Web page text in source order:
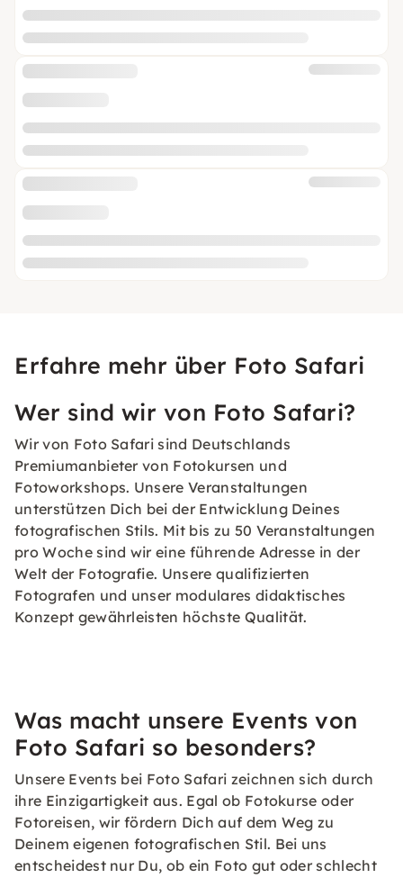
Erfahre mehr über Foto Safari
Wer sind wir von Foto Safari?
Wir von Foto Safari sind Deutschlands
Premiumanbieter von Fotokursen und
Fotoworkshops. Unsere Veranstaltungen
unterstützen Dich bei der Entwicklung Deines
fotografischen Stils. Mit bis zu 50 Veranstaltungen
pro Woche sind wir eine führende Adresse in der
Welt der Fotografie. Unsere qualifizierten
Fotografen und unser modulares didaktisches
Konzept gewährleisten höchste Qualität.
Was macht unsere Events von
Foto Safari so besonders?
Unsere Events bei Foto Safari zeichnen sich durch
ihre Einzigartigkeit aus. Egal ob Fotokurse oder
Fotoreisen, wir fördern Dich auf dem Weg zu
Deinem eigenen fotografischen Stil. Bei uns
entscheidest nur Du, ob ein Foto gut oder schlecht